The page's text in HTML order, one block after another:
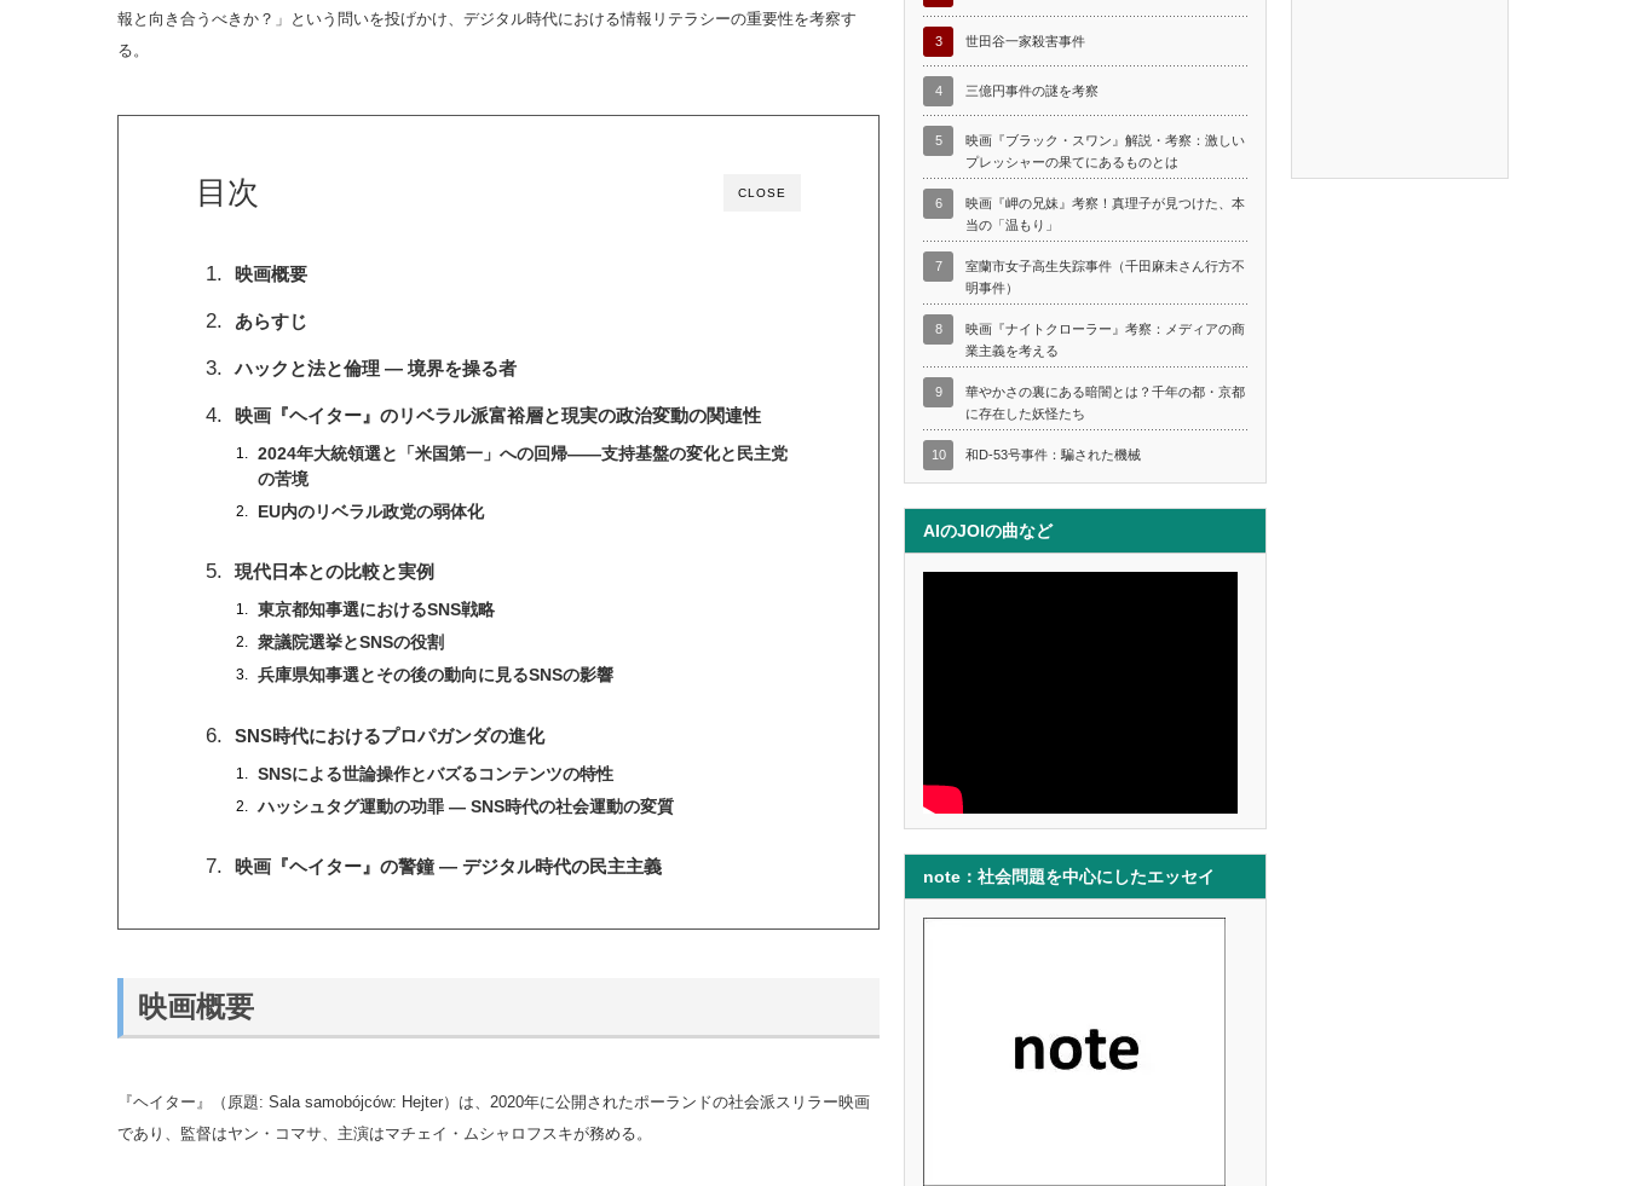
報と向き合うべきか？」という問いを投げかけ、デジタル時代における情報リテラシーの重要性を考察す
る。
CLOSE
目次
映画概要
あらすじ
ハックと法と倫理 ― 境界を操る者
映画『ヘイター』のリベラル派富裕層と現実の政治変動の関連性
2024年大統領選と「米国第一」への回帰――支持基盤の変化と民主党
の苦境
EU内のリベラル政党の弱体化
現代日本との比較と実例
東京都知事選におけるSNS戦略
衆議院選挙とSNSの役割
兵庫県知事選とその後の動向に見るSNSの影響
SNS時代におけるプロパガンダの進化
SNSによる世論操作とバズるコンテンツの特性
ハッシュタグ運動の功罪 ― SNS時代の社会運動の変質
映画『ヘイター』の警鐘 ― デジタル時代の民主主義
映画概要
『ヘイター』（原題: Sala samobójców: Hejter）は、2020年に公開されたポーランドの社会派スリラー映画
であり、監督はヤン・コマサ、主演はマチェイ・ムシャロフスキが務める。
3 世田谷一家殺害事件
4 三億円事件の謎を考察
5
映画『ブラック・スワン』解説・考察：激しい
プレッシャーの果てにあるものとは
6
映画『岬の兄妹』考察！真理子が見つけた、本
当の「温もり」
7
室蘭市女子高生失踪事件（千田麻未さん行方不
明事件）
8
映画『ナイトクローラー』考察：メディアの商
業主義を考える
9
華やかさの裏にある暗闇とは？千年の都・京都
に存在した妖怪たち
10 和D-53号事件：騙された機械
AIのJOIの曲など
note：社会問題を中心にしたエッセイ